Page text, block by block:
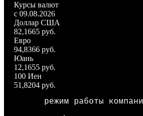
Курсы валют
c 09.08.2026
Доллар США
82,1665 руб.
Евро
94,8366 руб.
Юань
12,1655 руб.
100 Иен
51,8204 руб.
режим работы